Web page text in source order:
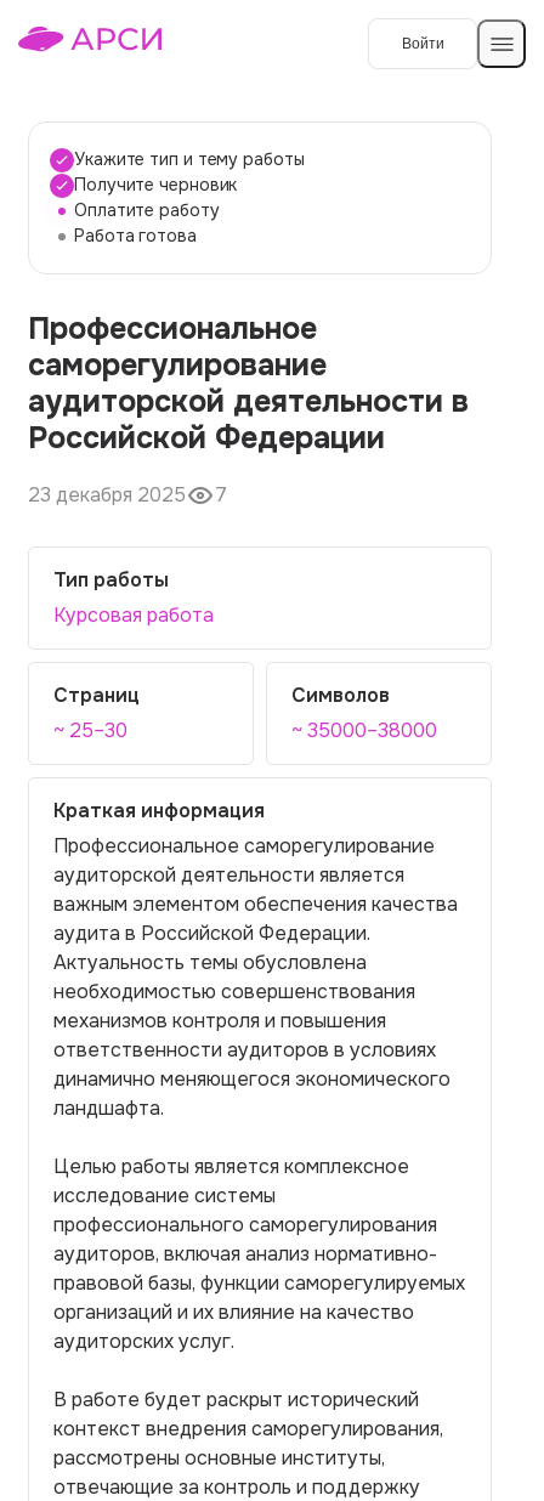
Войти
Темы работ
О сервисе
О компании
Наши гарантии
Порядок оплаты
Контакты
Укажите тип и тему работы
Получите черновик
Оплатите работу
Работа готова
Профессиональное
саморегулирование
аудиторской деятельности в
Российской Федерации
23 декабря 2025 7
Тип работы
Курсовая работа
Страниц
~ 25–30
Символов
~ 35000–38000
Краткая информация
Профессиональное саморегулирование
аудиторской деятельности является
важным элементом обеспечения качества
аудита в Российской Федерации.
Актуальность темы обусловлена
необходимостью совершенствования
механизмов контроля и повышения
ответственности аудиторов в условиях
динамично меняющегося экономического
ландшафта.
Целью работы является комплексное
исследование системы
профессионального саморегулирования
аудиторов, включая анализ нормативно-
правовой базы, функции саморегулируемых
организаций и их влияние на качество
аудиторских услуг.
В работе будет раскрыт исторический
контекст внедрения саморегулирования,
рассмотрены основные институты,
отвечающие за контроль и поддержку